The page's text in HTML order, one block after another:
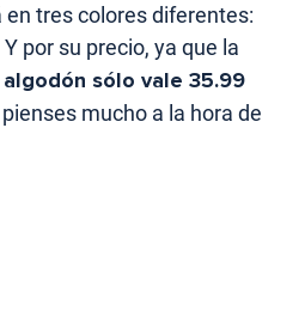
tres colores diferentes:
por su precio, ya que la
algodón sólo vale 35.99
mucho a la hora de